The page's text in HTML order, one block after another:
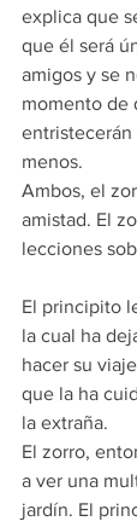
explica que
que él será
amigos y se
momento de
entristecerán
menos.
Ambos, el
amistad. El
lecciones
El principito
la cual ha
hacer su
que la ha
la extraña.
El zorro,
a ver una
jardín. El